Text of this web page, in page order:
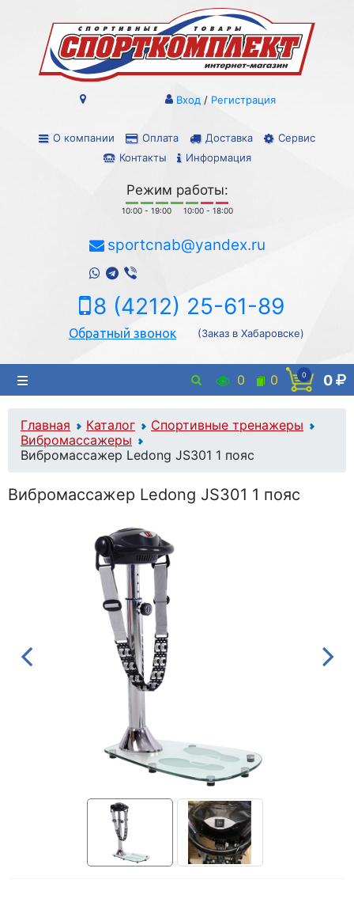
О компании Оплата Доставка
Сервис
Контакты
Информация
Вход / Регистрация
Режим работы:
10:00 - 19:00 10:00 - 18:00
sportcnab@yandex.ru
8 (4212) 25-61-89
Обратный звонок (Заказ в Хабаровске)
0 0 0 0
Главная Каталог
Спортивные тренажеры
Вибромассажеры
Вибромассажер Ledong JS301 1 пояс
Вибромассажер Ledong JS301 1 пояс